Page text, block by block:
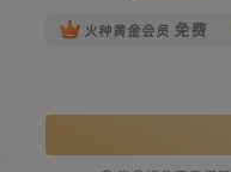
火种黄金会员 免费